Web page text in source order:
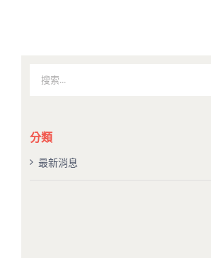
果：
分類
最新消息